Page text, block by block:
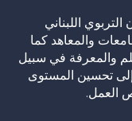
اللبناني
والمعاهد كما
والمعرفة في سبيل
إلى تحسين المستوى
العمل.